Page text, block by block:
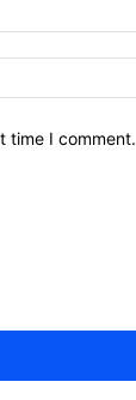
time I comment.